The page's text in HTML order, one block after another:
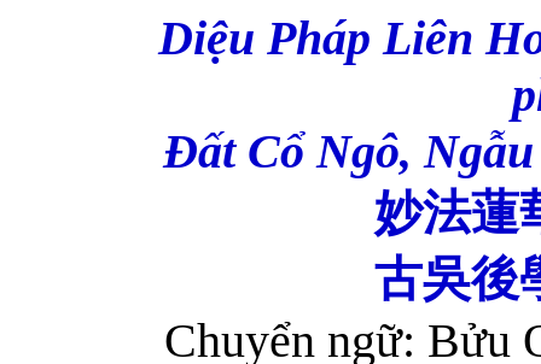
Diệu Pháp Liên
Đất Cổ Ngô,
妙法蓮
古吳後
Chuyển ngữ: Bửu